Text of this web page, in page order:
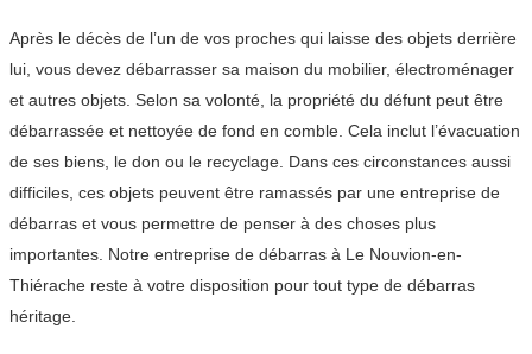
Après le décès de l’un de vos proches qui laisse des objets derrière
lui, vous devez débarrasser sa maison du mobilier, électroménager
et autres objets. Selon sa volonté, la propriété du défunt peut être
débarrassée et nettoyée de fond en comble. Cela inclut l’évacuation
de ses biens, le don ou le recyclage. Dans ces circonstances aussi
difficiles, ces objets peuvent être ramassés par une entreprise de
débarras et vous permettre de penser à des choses plus
importantes. Notre entreprise de débarras à Le Nouvion-en-
Thiérache reste à votre disposition pour tout type de débarras
héritage.